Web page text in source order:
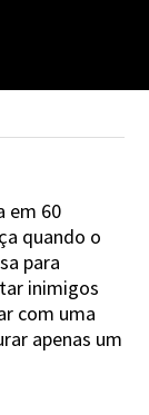
em 60
quando o
para
inimigos
com uma
apenas um